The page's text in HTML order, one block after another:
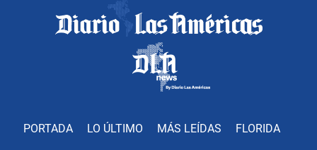
PORTADA LO ÚLTIMO MÁS LEÍDAS FLORIDA